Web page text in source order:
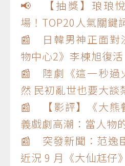
📢 【抽獎】琅琅
場！TOP20人氣關鍵
📰 日韓男神正面對
物中心2》李棟旭復
📰 陸劇《這一秒過
然 民初亂世也要大談
📰 【影評】《大熊
義戲劇高潮：當人物
📰 突發新聞：范逸
近況 9 月《大仙尪仔